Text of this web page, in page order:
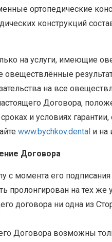
ортопедические
конструкций
на услуги, имеющие
на все
Договора,
и условиях
www.bychkov.dental и на
Договора
с момента его
пролонгирован на тех
договора ни одна из
Договора возможны